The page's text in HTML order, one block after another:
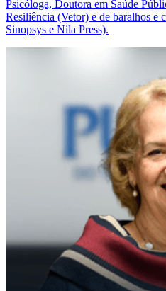
Psicóloga, Doutora em Saúde
Resiliência (Vetor) e de baralhos e
Sinopsys e Nila Press).